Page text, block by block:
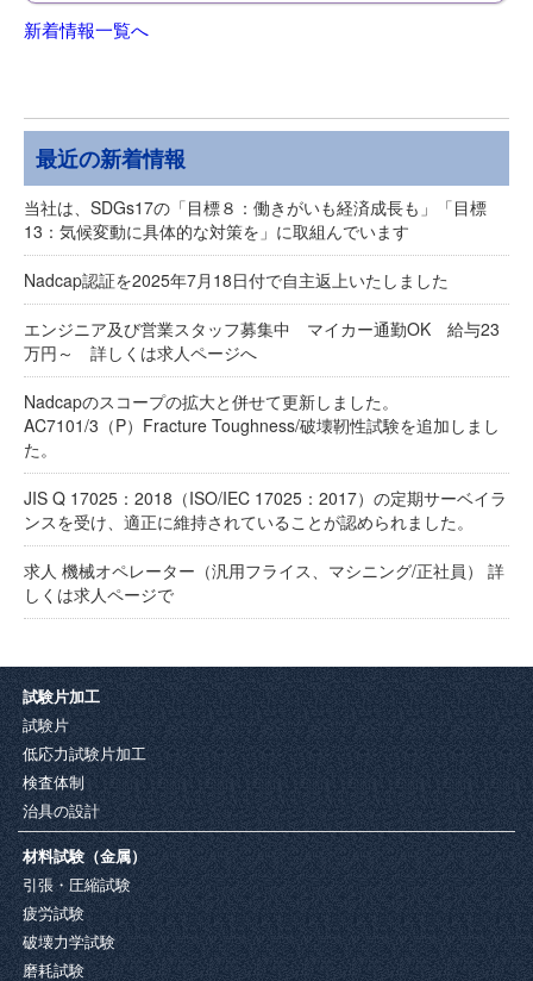
新着情報一覧へ
最近の新着情報
当社は、SDGs17の「目標８：働きがいも経済成長も」「目標
13：気候変動に具体的な対策を」に取組んでいます
Nadcap認証を2025年7月18日付で自主返上いたしました
エンジニア及び営業スタッフ募集中 マイカー通勤OK 給与23
万円～ 詳しくは求人ページへ
Nadcapのスコープの拡大と併せて更新しました。
AC7101/3（P）Fracture Toughness/破壊靭性試験を追加しまし
た。
JIS Q 17025：2018（ISO/IEC 17025：2017）の定期サーベイラ
ンスを受け、適正に維持されていることが認められました。
求人 機械オペレーター（汎用フライス、マシニング/正社員） 詳
しくは求人ページで
試験片加工
試験片
低応力試験片加工
検査体制
治具の設計
材料試験（金属）
引張・圧縮試験
疲労試験
破壊力学試験
磨耗試験